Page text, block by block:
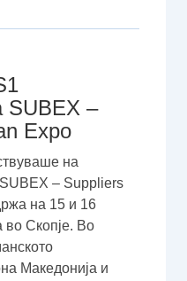
SUBEX –
Expo
на
– Suppliers
на 15 и 16
во Скопје. Во
Македонија и